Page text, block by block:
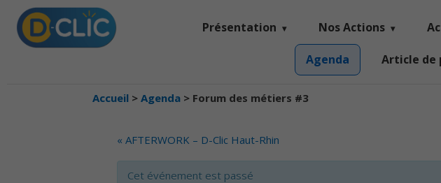
Présentation Nos Actions
Agenda Article de
Accueil > Agenda > Forum des métiers #3
EVENT
NAVIGATION
« AFTERWORK – D-Clic Haut-Rhin
Cet événement est passé